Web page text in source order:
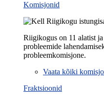
Komisjonid
Riigikogus on 11 alatist
probleemide
probleemkomisjone.
Vaata kõiki
Fraktsioonid